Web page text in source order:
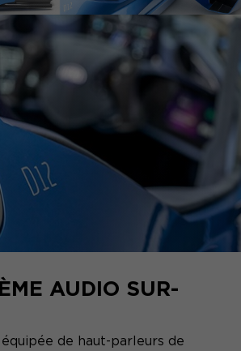
AUDIO SUR-
équipée de haut-parleurs de